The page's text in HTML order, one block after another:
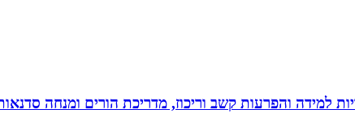
למידה והפרעות קשב וריכוז, מדריכת הורים ומנחה